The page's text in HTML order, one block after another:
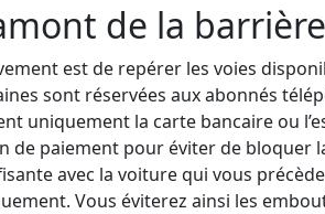
de la
est de repérer les voies
sont réservées aux abonnés
uniquement la carte bancaire ou
de paiement pour éviter de bloquer
avec la voiture qui vous
Vous éviterez ainsi les